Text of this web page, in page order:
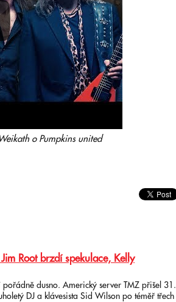
o Pumpkins united
Root brzdí spekulace, Kelly
dusno. Americký server TMZ přišel 31.
DJ a klávesista Sid Wilson po téměř třech